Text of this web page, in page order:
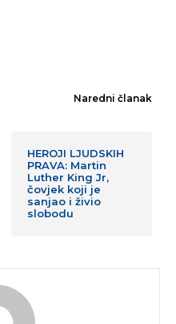
Naredni članak
HEROJI LJUDSKIH
PRAVA: Martin
Luther King Jr,
čovjek koji je
sanjao i živio
slobodu